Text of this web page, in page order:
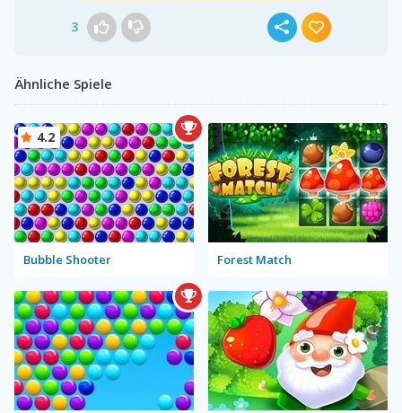
3
Ähnliche Spiele
Bubble Shooter
4.2
Forest Match